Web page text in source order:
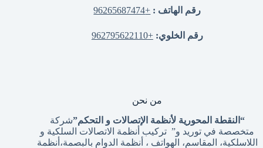
رقم الهاتف : +96265687474
رقم الخلوي: +962795622110
من نحن
“النقطة المحورية لأنظمة الإتصالات و التحكم”شركة
متخصصة في توريد و” تركيب أنظمة الاتصالات السلكية و
اللاسلكية، المقاسم، الهواتف ، أنظمة الدوام بالبصمة،أنظمة